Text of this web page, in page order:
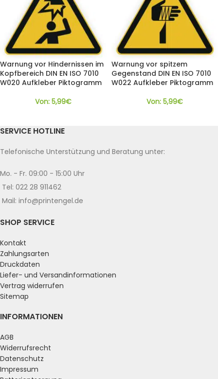
Warnung vor Hindernissen im
Kopfbereich DIN EN ISO 7010
W020 Aufkleber Piktogramm
Von: 5,99€
Warnung vor spitzem
Gegenstand DIN EN ISO 7010
W022 Aufkleber Piktogramm
Von: 5,99€
SERVICE HOTLINE
Telefonische Unterstützung und Beratung unter:
Mo. - Fr. 09:00 - 15:00 Uhr
Tel: 022 28 911462
Mail: info@printengel.de
SHOP SERVICE
Kontakt
Zahlungsarten
Druckdaten
Liefer- und Versandinformationen
Vertrag widerrufen
Sitemap
INFORMATIONEN
AGB
Widerrufsrecht
Datenschutz
Impressum